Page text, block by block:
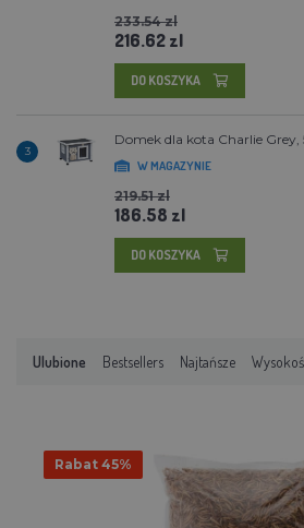
233.54 zl
216.62 zl
DO KOSZYKA
3
Domek dla kota Charlie Grey,
W MAGAZYNIE
219.51 zl
186.58 zl
DO KOSZYKA
Ulubione Bestsellers Najtańsze
Rabat 45%